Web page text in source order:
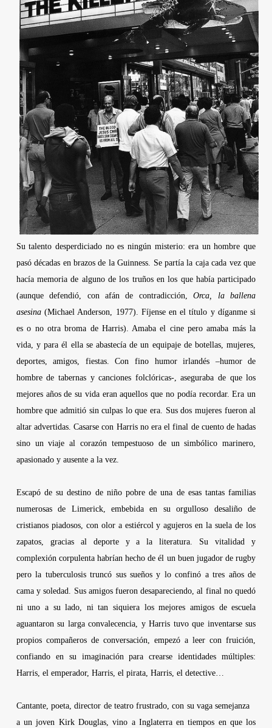
Su talento desperdiciado no es ningún misterio: era un hombre que
pasó décadas en brazos de la Guinness. Se partía la caja cada vez que
hacía memoria de alguno de los truños en los que había participado
(aunque defendió, con afán de contradicción,Orca, la ballena
asesina(Michael Anderson, 1977). Fíjense en el título y díganme si
es o no otra broma de Harris). Amaba el cine pero amaba más la
vida, y para él ella se abastecía de un equipaje de botellas, mujeres,
deportes, amigos, fiestas. Con fino humor irlandés –humor de
hombre de tabernas y canciones folclóricas-, aseguraba de que los
mejores años de su vida eran aquellos que no podía recordar. Era un
hombre que admitió sin culpas lo que era. Sus dos mujeres fueron al
altar advertidas. Casarse con Harrisno era el final de cuento de hadas
sino un viaje al corazón tempestuoso de un simbólico marinero,
apasionado y ausente a la vez.
Escapó de su destino de niño pobre de una de esas tantas familias
numerosas de Limerick, embebida en su orgulloso desaliño de
cristianos piadosos, con olor a estiércol y agujeros en la suela de los
zapatos, gracias al deporte y a la literatura. Su vitalidad y
complexión corpulenta habrían hecho de él un buen jugador de rugby
pero la tuberculosis truncó sus sueños y lo confinó a tres años de
cama y soledad. Sus amigos fueron desapareciendo, al final no quedó
ni uno a su lado, ni tan siquiera los mejores amigos de escuela
aguantaron su larga convalecencia, yHarris tuvo que inventarse sus
propios compañeros de conversación, empezó a leer con fruición,
confiando en su imaginación para crearse identidades múltiples:
Harris, el emperador, Harris, el pirata, Harris, el detective…
Cantante, poeta, director de teatro frustrado, con su vaga semejanza
a un joven Kirk Douglas, vino a Inglaterra en tiempos en que los